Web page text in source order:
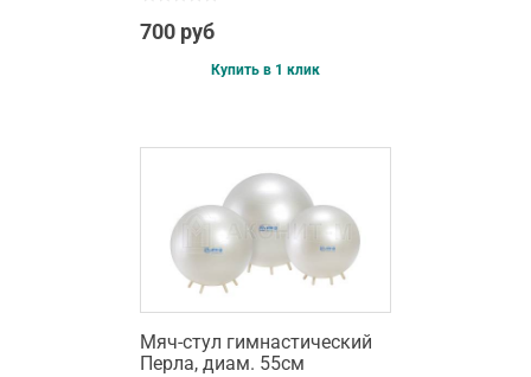
700 руб
Купить в 1 клик
Мяч-стул гимнастический
Перла, диам. 55см